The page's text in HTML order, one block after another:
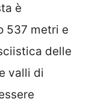
è
537 metri e
delle
valli di